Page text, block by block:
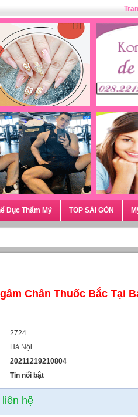
Dục Thẩm Mỹ TOP SÀI GÒN
Chân Thuốc Bắc Tại
2724
Hà Nội
20211219210804
Tin nổi bật
hệ